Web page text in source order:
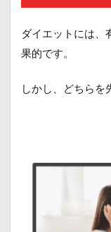
ダイエットには、
果的です。
しかし、どちらを